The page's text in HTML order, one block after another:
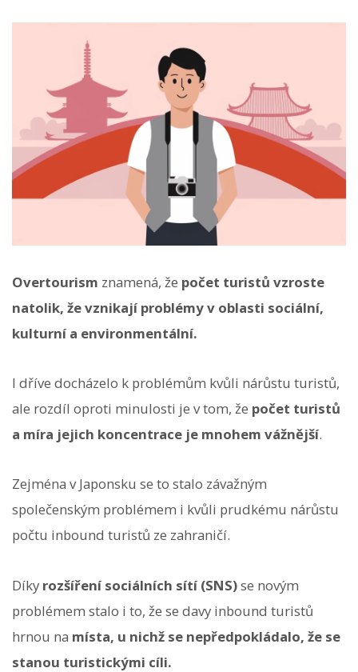
Overtourism znamená, že počet turistů vzroste
natolik, že vznikají problémy v oblasti sociální,
kulturní a environmentální.
I dříve docházelo k problémům kvůli nárůstu turistů,
ale rozdíl oproti minulosti je v tom, že počet turistů
a míra jejich koncentrace je mnohem vážnější.
Zejména v Japonsku se to stalo závažným
společenským problémem i kvůli prudkému nárůstu
počtu inbound turistů ze zahraničí.
Díky rozšíření sociálních sítí (SNS)se novým
problémem stalo i to, že se davy inbound turistů
hrnou na místa, u nichž se nepředpokládalo, že se
stanou turistickými cíli.